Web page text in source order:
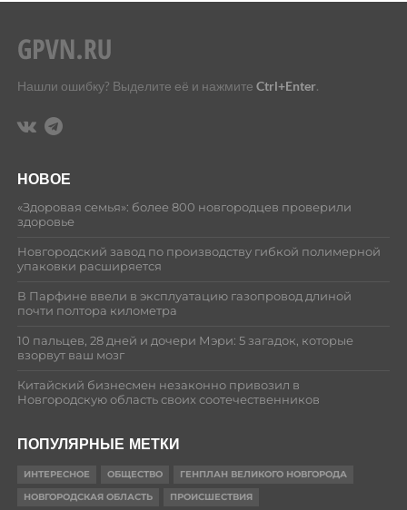
Нашли ошибку? Выделите её и нажмите Ctrl+Enter.
НОВОЕ
«Здоровая семья»: более 800 новгородцев проверили
здоровье
Новгородский завод по производству гибкой полимерной
упаковки расширяется
В Парфине ввели в эксплуатацию газопровод длиной
почти полтора километра
10 пальцев, 28 дней и дочери Мэри: 5 загадок, которые
взорвут ваш мозг
Китайский бизнесмен незаконно привозил в
Новгородскую область своих соотечественников
ПОПУЛЯРНЫЕ МЕТКИ
ИНТЕРЕСНОЕ ОБЩЕСТВО
ГЕНПЛАН ВЕЛИКОГО НОВГОРОДА
НОВГОРОДСКАЯ ОБЛАСТЬ
ПРОИСШЕСТВИЯ